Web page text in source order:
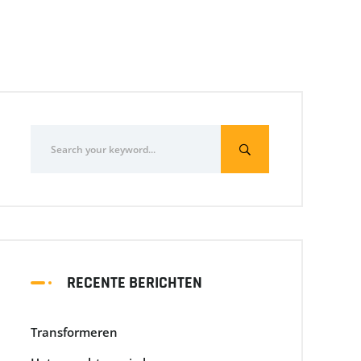
RECENTE BERICHTEN
Transformeren